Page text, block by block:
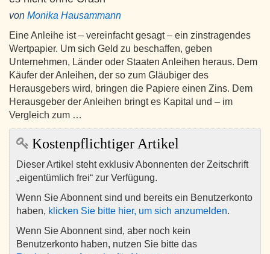
von Monika Hausammann
Eine Anleihe ist – vereinfacht gesagt – ein zinstragendes
Wertpapier. Um sich Geld zu beschaffen, geben
Unternehmen, Länder oder Staaten Anleihen heraus. Dem
Käufer der Anleihen, der so zum Gläubiger des
Herausgebers wird, bringen die Papiere einen Zins. Dem
Herausgeber der Anleihen bringt es Kapital und – im
Vergleich zum …
Kostenpflichtiger Artikel
Dieser Artikel steht exklusiv Abonnenten der Zeitschrift
„eigentümlich frei“ zur Verfügung.
Wenn Sie Abonnent sind und bereits ein Benutzerkonto
haben, klicken Sie bitte hier, um sich anzumelden.
Wenn Sie Abonnent sind, aber noch kein
Benutzerkonto haben, nutzen Sie bitte das